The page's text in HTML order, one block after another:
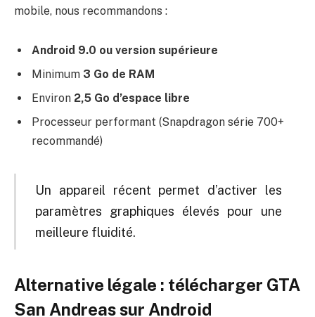
mobile, nous recommandons :
Android 9.0 ou version supérieure
Minimum 3 Go de RAM
Environ 2,5 Go d’espace libre
Processeur performant (Snapdragon série 700+
recommandé)
Un appareil récent permet d’activer les
paramètres graphiques élevés pour une
meilleure fluidité.
Alternative légale : télécharger GTA
San Andreas sur Android